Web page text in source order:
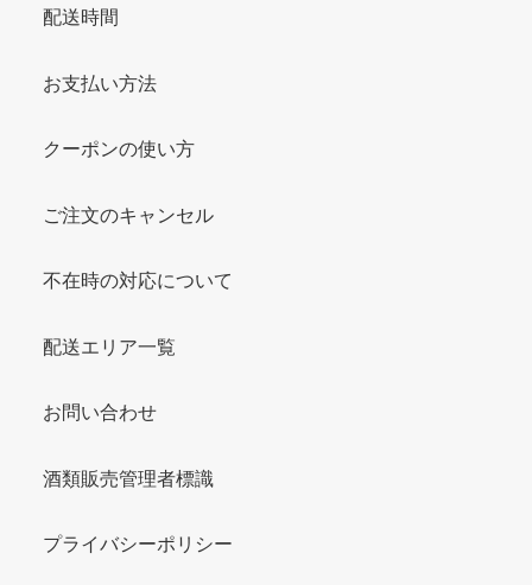
配送時間
お支払い方法
クーポンの使い方
ご注文のキャンセル
不在時の対応について
配送エリア一覧
お問い合わせ
酒類販売管理者標識
プライバシーポリシー